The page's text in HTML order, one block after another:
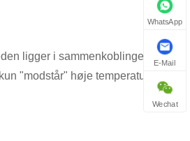
ligger i sammenkoblingen af
"modstår" høje temperaturer - det
WhatsApp
E-Mail
Wechat